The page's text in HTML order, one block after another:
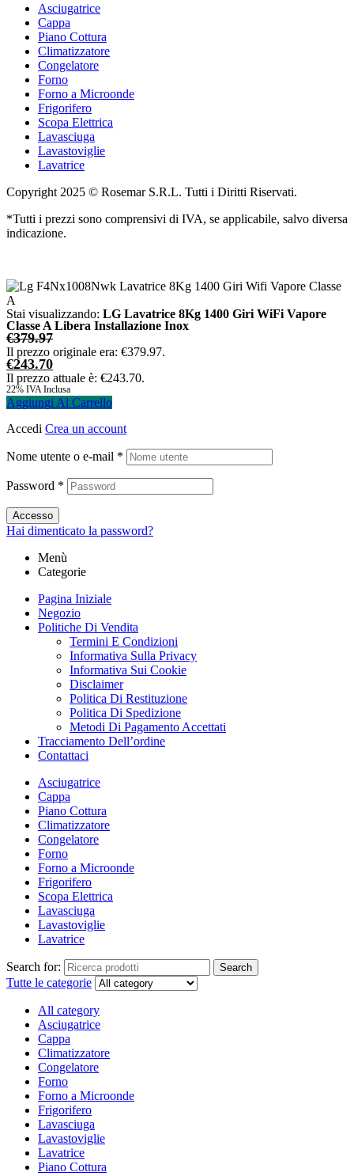
Asciugatrice
Cappa
Piano Cottura
Climatizzatore
Congelatore
Forno
Forno a Microonde
Frigorifero
Scopa Elettrica
Lavasciuga
Lavastoviglie
Lavatrice
Copyright 2025 © Rosemar S.R.L. Tutti i Diritti Riservati.
*Tutti i prezzi sono comprensivi di IVA, se applicabile, salvo diversa
indicazione.
Stai visualizzando: LG Lavatrice 8Kg 1400 Giri WiFi Vapore
Classe A Libera Installazione Inox
€379.97
Il prezzo originale era: €379.97.
€243.70
Il prezzo attuale è: €243.70.
22% IVA Inclusa
Aggiungi Al Carrello
Accedi Crea un account
Nome utente o e-mail *
Password *
Accesso
Hai dimenticato la password?
Menù
Categorie
Pagina Iniziale
Negozio
Politiche Di Vendita
Termini E Condizioni
Informativa Sulla Privacy
Informativa Sui Cookie
Disclaimer
Politica Di Restituzione
Politica Di Spedizione
Metodi Di Pagamento Accettati
Tracciamento Dell’ordine
Contattaci
Asciugatrice
Cappa
Piano Cottura
Climatizzatore
Congelatore
Forno
Forno a Microonde
Frigorifero
Scopa Elettrica
Lavasciuga
Lavastoviglie
Lavatrice
Search for: Search
Tutte le categorie
All category
Asciugatrice
Cappa
Climatizzatore
Congelatore
Forno
Forno a Microonde
Frigorifero
Lavasciuga
Lavastoviglie
Lavatrice
Piano Cottura